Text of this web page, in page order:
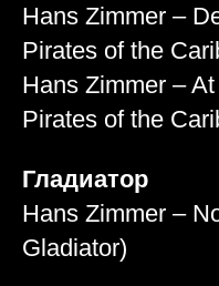
Hans Zimmer –
Pirates of the
Hans Zimmer –
Pirates of the
Гладиатор
Hans Zimmer –
Gladiator)